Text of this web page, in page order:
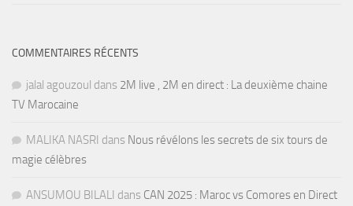
COMMENTAIRES RÉCENTS
jalal agouzoul dans 2M live , 2M en direct : La deuxième chaine
TV Marocaine
MALIKA NASRI dans Nous révélons les secrets de six tours de
magie célèbres
ANSUMOU BILALI dans CAN 2025 : Maroc vs Comores en Direct